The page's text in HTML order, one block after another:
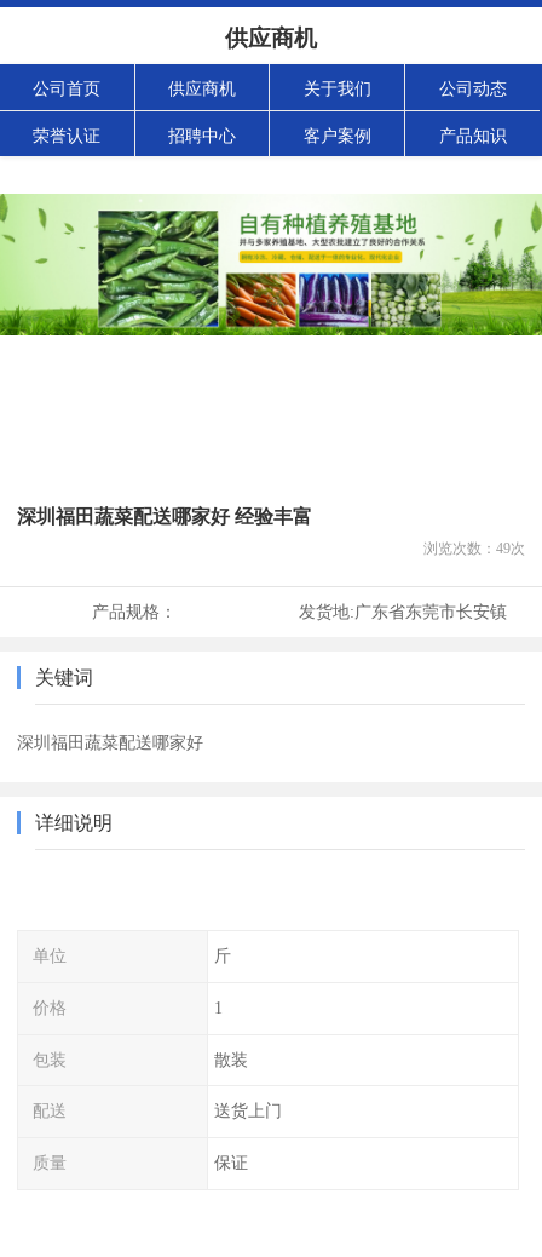
供应商机
公司首页 供应商机 关于我们 公司动态
荣誉认证 招聘中心 客户案例 产品知识
深圳福田蔬菜配送哪家好 经验丰富
浏览次数： 49次
产品规格： 发货地:广东省东莞市长安镇
关键词
深圳福田蔬菜配送哪家好
详细说明
单位 斤
价格 1
包装 散装
配送 送货上门
质量 保证